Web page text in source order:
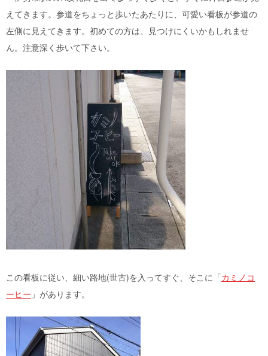
えてきます。参道をちょっと歩いたあたりに、可愛い看板が参道の
左側に見えてきます。初めての方は、見つけにくいかもしれませ
ん。注意深く歩いて下さい。
この看板に従い、細い路地(世古)を入ってすぐ、そこに「カミノコ
ーヒー 」があります。